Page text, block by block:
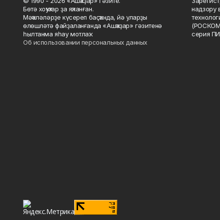
Бөтә хоҡуҡтар ҙа яҡланған.
Мәҡәләләрҙе күсереп баҫҡанда, йә уларҙы
өлөшләтә файҙаланғанда «Ашҡаҙар» гәзитенә
һылтанма яһау мотлаҡ.
Об использовании персональных данных
надзору
серия